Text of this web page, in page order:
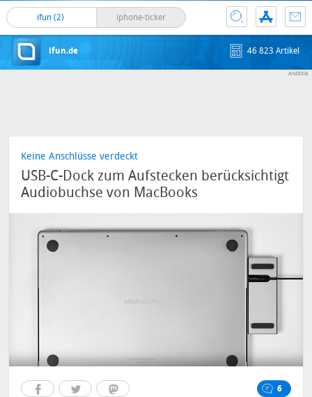
ifun (2) iphone-ticker
ifun.de 46 823 Artikel
Keine Anschlüsse verdeckt
USB-C-Dock zum Aufstecken berücksichtigt
Audiobuchse von MacBooks
6